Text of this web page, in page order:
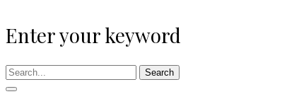
Enter your keyword
Search